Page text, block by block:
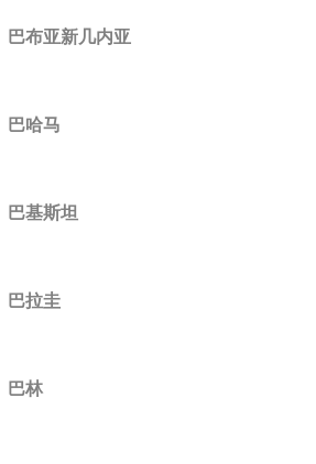
巴布亚新几内亚
巴哈马
巴基斯坦
巴拉圭
巴林